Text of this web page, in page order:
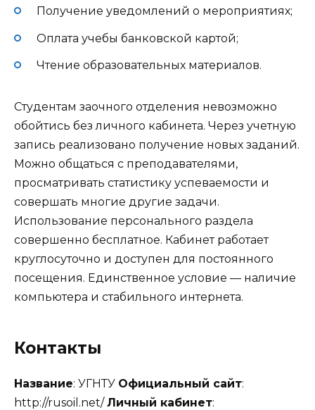
Получение уведомлений о мероприятиях;
Оплата учебы банковской картой;
Чтение образовательных материалов.
Студентам заочного отделения невозможно
обойтись без личного кабинета. Через учетную
запись реализовано получение новых заданий.
Можно общаться с преподавателями,
просматривать статистику успеваемости и
совершать многие другие задачи.
Использование персонального раздела
совершенно бесплатное. Кабинет работает
круглосуточно и доступен для постоянного
посещения. Единственное условие — наличие
компьютера и стабильного интернета.
Контакты
Название: УГНТУ Официальный сайт:
http://rusoil.net/Личный кабинет: